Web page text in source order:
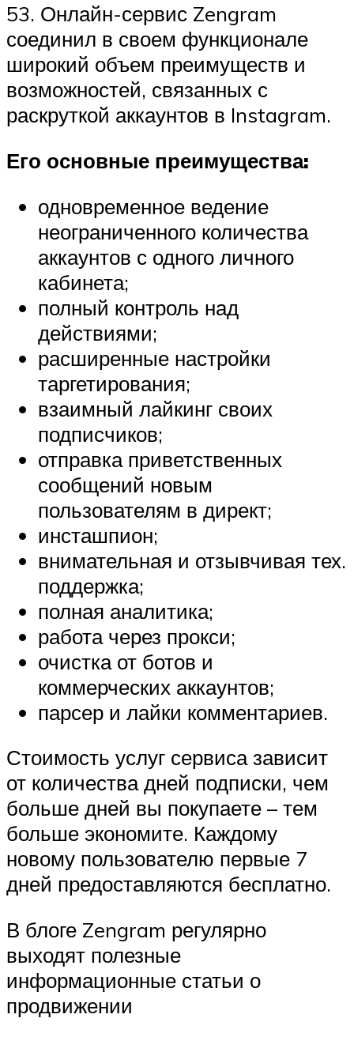
53. Онлайн-сервис Zengram
соединил в своем функционале
широкий объем преимуществ и
возможностей, связанных с
раскруткой аккаунтов в Instagram.
Его основные преимущества:
одновременное ведение
неограниченного количества
аккаунтов с одного личного
кабинета;
полный контроль над
действиями;
расширенные настройки
таргетирования;
взаимный лайкинг своих
подписчиков;
отправка приветственных
сообщений новым
пользователям в директ;
инсташпион;
внимательная и отзывчивая тех.
поддержка;
полная аналитика;
работа через прокси;
очистка от ботов и
коммерческих аккаунтов;
парсер и лайки комментариев.
Стоимость услуг сервиса зависит
от количества дней подписки, чем
больше дней вы покупаете – тем
больше экономите. Каждому
новому пользователю первые 7
дней предоставляются бесплатно.
В блоге Zengram регулярно
выходят полезные
информационные статьи о
продвижении